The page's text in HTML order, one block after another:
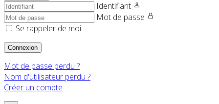
Identifiant
Mot de passe
Se rappeler de moi
Connexion
Mot de passe perdu ?
Nom d'utilisateur perdu ?
Créer un compte